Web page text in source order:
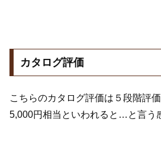
カタログ評価
こちらのカタログ評価は５段階評
5,000円相当といわれると…と言う